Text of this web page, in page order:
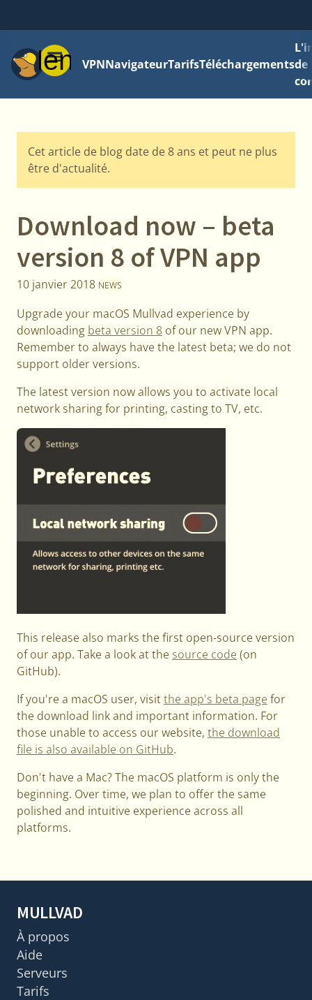
MenuVPNNavigateurTarifsTéléchargementsde
Cet article de blog date de 8 ans et peut ne plus
être d'actualité.
Download now – beta
version 8 of VPN app
10 janvier 2018 NEWS
Upgrade your macOS Mullvad experience by
downloading beta version 8 of our new VPN app.
Remember to always have the latest beta; we do not
support older versions.
The latest version now allows you to activate local
network sharing for printing, casting to TV, etc.
This release also marks the first open-source version
of our app. Take a look at the source code (on
GitHub) .
If you're a macOS user, visitthe app's beta page for
the download link and important information. For
those unable to access our website, the download
file is also available on GitHub.
Don't have a Mac? The macOS platform is only the
beginning. Over time, we plan to offer the same
polished and intuitive experience across all
platforms.
MULLVAD
À propos
Aide
Serveurs
Tarifs